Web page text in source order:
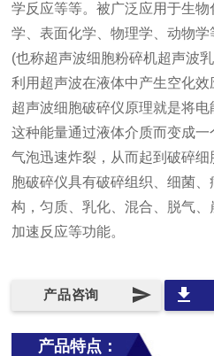
学反应等等。被广泛应用于生
学、表面化学、物理学、动物
(也称超声波细胞粉碎机超声波
利用超声波在液体中产生空化效
超声波细胞破碎仪原理就是将电
这种能量通过液体介质而变成
气泡迅速炸裂，从而起到破碎
胞破碎仪具有破碎组织、细菌
构，匀质、乳化、混合、脱气、
加速反应等功能。
send
产品咨询 file_download
产品特点：